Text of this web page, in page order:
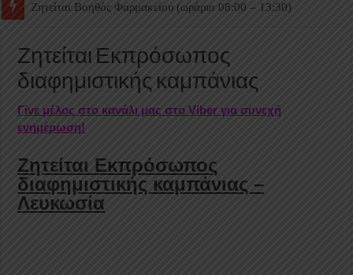
Ζητείται Βοηθός Θαλάμου
Ζητείται Εκπρόσωπος
διαφημιστικής καμπάνιας
Γίνε μέλος στο κανάλι μας στο Viber για συνεχή
ενημέρωση!
Ζητείται Εκπρόσωπος
διαφημιστικής καμπάνιας –
Λευκωσία